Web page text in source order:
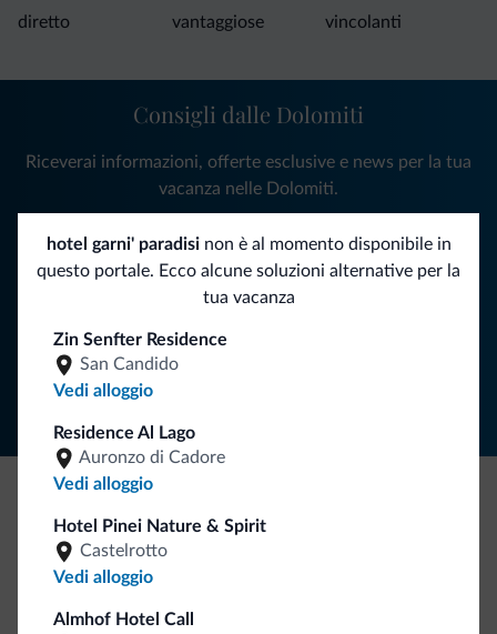
hotel garni' paradisinon è al momento disponibile in
questo portale. Ecco alcune soluzioni alternative per la
tua vacanza
Zin Senfter Residence
San Candido
Vedi alloggio
Residence Al Lago
Auronzo di Cadore
Vedi alloggio
Hotel Pinei Nature & Spirit
Castelrotto
Vedi alloggio
Almhof Hotel Call
diretto
vantaggiose
vincolanti
Segui Dolomiti.it
Consigli dalle Dolomiti
Riceverai informazioni, offerte esclusive e news per la tua
vacanza nelle Dolomiti.
ISCRIVITI ALLA NEWSLETTER
Be Original, scopri la nuova collezione
Ce l'avete chiesto in tanti. Ecco la nuova collezione firmata
Dolomiti.it!